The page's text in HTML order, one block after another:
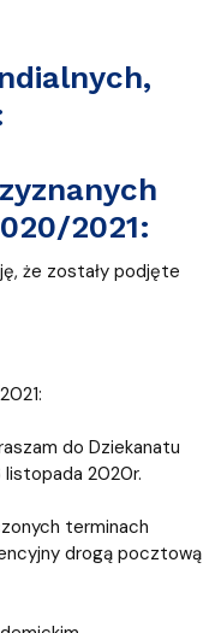
2021:
że zostały podjęte
do Dziekanatu
listopada 2020r.
terminach
drogą pocztową